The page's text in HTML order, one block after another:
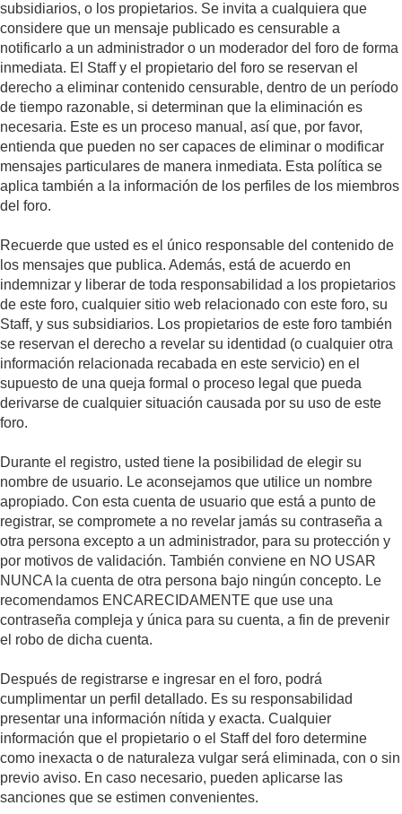
subsidiarios, o los propietarios. Se invita a cualquiera que
considere que un mensaje publicado es censurable a
notificarlo a un administrador o un moderador del foro de forma
inmediata. El Staff y el propietario del foro se reservan el
derecho a eliminar contenido censurable, dentro de un período
de tiempo razonable, si determinan que la eliminación es
necesaria. Este es un proceso manual, así que, por favor,
entienda que pueden no ser capaces de eliminar o modificar
mensajes particulares de manera inmediata. Esta política se
aplica también a la información de los perfiles de los miembros
del foro.
Recuerde que usted es el único responsable del contenido de
los mensajes que publica. Además, está de acuerdo en
indemnizar y liberar de toda responsabilidad a los propietarios
de este foro, cualquier sitio web relacionado con este foro, su
Staff, y sus subsidiarios. Los propietarios de este foro también
se reservan el derecho a revelar su identidad (o cualquier otra
información relacionada recabada en este servicio) en el
supuesto de una queja formal o proceso legal que pueda
derivarse de cualquier situación causada por su uso de este
foro.
Durante el registro, usted tiene la posibilidad de elegir su
nombre de usuario. Le aconsejamos que utilice un nombre
apropiado. Con esta cuenta de usuario que está a punto de
registrar, se compromete a no revelar jamás su contraseña a
otra persona excepto a un administrador, para su protección y
por motivos de validación. También conviene en NO USAR
NUNCA la cuenta de otra persona bajo ningún concepto. Le
recomendamos ENCARECIDAMENTE que use una
contraseña compleja y única para su cuenta, a fin de prevenir
el robo de dicha cuenta.
Después de registrarse e ingresar en el foro, podrá
cumplimentar un perfil detallado. Es su responsabilidad
presentar una información nítida y exacta. Cualquier
información que el propietario o el Staff del foro determine
como inexacta o de naturaleza vulgar será eliminada, con o sin
previo aviso. En caso necesario, pueden aplicarse las
sanciones que se estimen convenientes.